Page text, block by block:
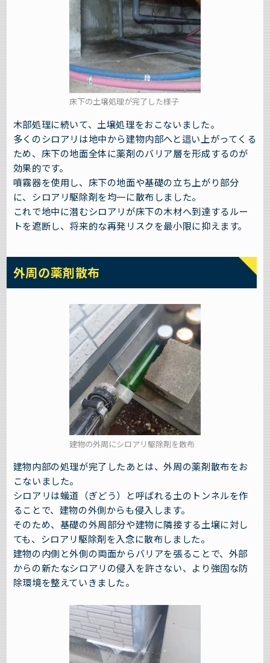
床下の土壌処理が完了した様子
木部処理に続いて、土壌処理をおこないました。
多くのシロアリは地中から建物内部へと這い上がってくる
ため、床下の地面全体に薬剤のバリア層を形成するのが
効果的です。
噴霧器を使用し、床下の地面や基礎の立ち上がり部分
に、シロアリ駆除剤を均一に散布しました。
これで地中に潜むシロアリが床下の木材へ到達するルー
トを遮断し、将来的な再発リスクを最小限に抑えます。
外周の薬剤散布
建物の外周にシロアリ駆除剤を散布
建物内部の処理が完了したあとは、外周の薬剤散布をお
こないました。
シロアリは蟻道（ぎどう）と呼ばれる土のトンネルを作
ることで、建物の外側からも侵入します。
そのため、基礎の外周部分や建物に隣接する土壌に対し
ても、シロアリ駆除剤を入念に散布しました。
建物の内側と外側の両面からバリアを張ることで、外部
からの新たなシロアリの侵入を許さない、より強固な防
除環境を整えていきました。